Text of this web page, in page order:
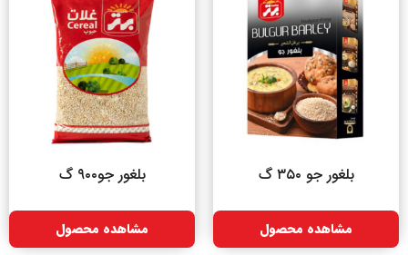
بلغور جو ۳۵۰ گ
مشاهده محصول
بلغور جو۹۰۰ گ
مشاهده محصول